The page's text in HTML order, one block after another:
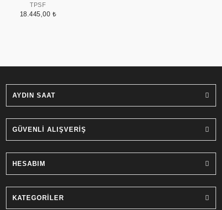
TPSF
18.445,00 ₺
AYDIN SAAT
GÜVENLİ ALIŞVERİŞ
HESABIM
KATEGORİLER